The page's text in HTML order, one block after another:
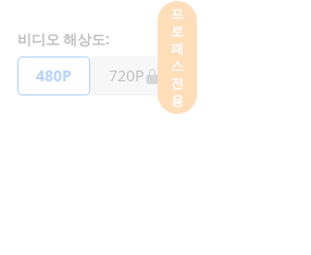
비디오 해상도:
480P 720P
프
로
패
스
전
용